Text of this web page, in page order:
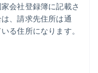
会社登録簿に記載さ
、請求先住所は通
る住所になります。